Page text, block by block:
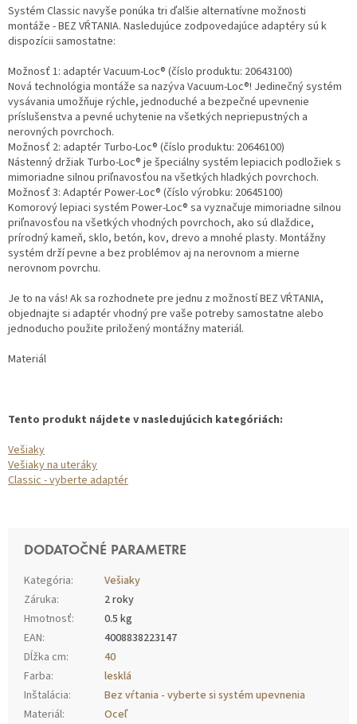
Systém Classic navyše ponúka tri ďalšie alternatívne možnosti
montáže - BEZ VŔTANIA. Nasledujúce zodpovedajúce adaptéry sú k
dispozícii samostatne:
Možnosť 1: adaptér Vacuum-Loc® (číslo produktu: 20643100)
Nová technológia montáže sa nazýva Vacuum-Loc®! Jedinečný systém
vysávania umožňuje rýchle, jednoduché a bezpečné upevnenie
príslušenstva a pevné uchytenie na všetkých nepriepustných a
nerovných povrchoch.
Možnosť 2: adaptér Turbo-Loc® (číslo produktu: 20646100)
Nástenný držiak Turbo-Loc® je špeciálny systém lepiacich podložiek s
mimoriadne silnou priľnavosťou na všetkých hladkých povrchoch.
Možnosť 3: Adaptér Power-Loc® (číslo výrobku: 20645100)
Komorový lepiaci systém Power-Loc® sa vyznačuje mimoriadne silnou
priľnavosťou na všetkých vhodných povrchoch, ako sú dlaždice,
prírodný kameň, sklo, betón, kov, drevo a mnohé plasty. Montážny
systém drží pevne a bez problémov aj na nerovnom a mierne
nerovnom povrchu.
Je to na vás! Ak sa rozhodnete pre jednu z možností BEZ VŔTANIA,
objednajte si adaptér vhodný pre vaše potreby samostatne alebo
jednoducho použite priložený montážny materiál.
Materiál
Tento produkt nájdete v nasledujúcich kategóriách:
Vešiaky
Vešiaky na uteráky
Classic - vyberte adaptér
DODATOČNÉ PARAMETRE
Kategória:
Vešiaky
Záruka:
2 roky
Hmotnosť:
0.5 kg
EAN:
4008838223147
Dĺžka cm:
40
Farba:
lesklá
Inštalácia:
Bez vŕtania - vyberte si systém upevnenia
Materiál:
Oceľ